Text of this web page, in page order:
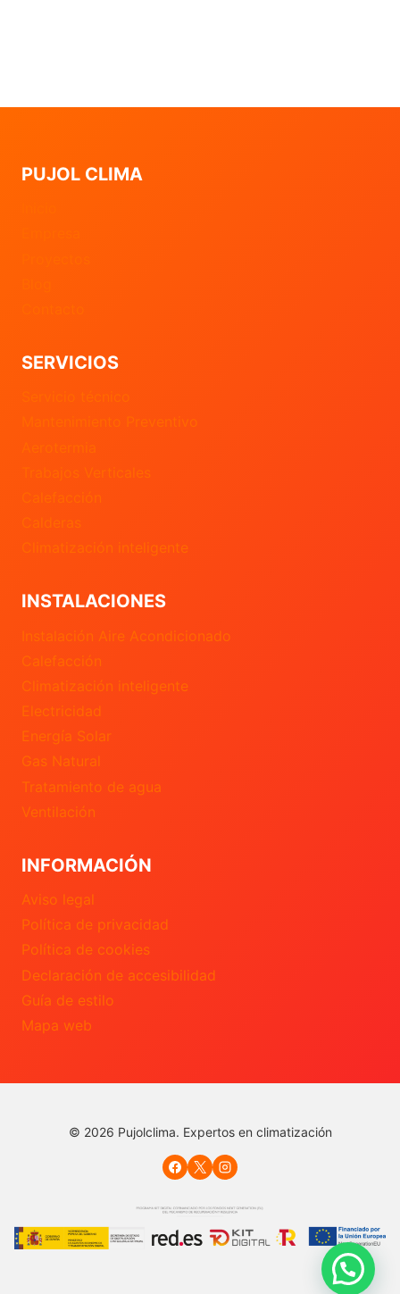
PUJOL CLIMA
SERVICIOS
Mantenimiento Preventivo
Trabajos Verticales
Calefacción
Calderas
Climatización inteligente
INSTALACIONES
Instalación Aire Acondicionado
Calefacción
Climatización inteligente
Electricidad
Energía Solar
Gas Natural
Tratamiento de agua
Ventilación
INFORMACIÓN
Aviso legal
Política de privacidad
Política de cookies
Declaración de accesibilidad
Guía de estilo
Mapa web
© 2026 Pujolclima. Expertos en climatización